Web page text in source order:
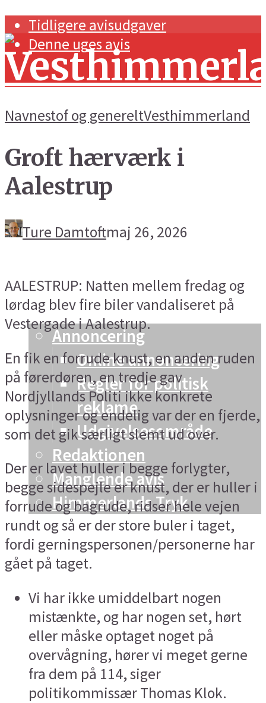
Tidligere avisudgaver
Denne uges avis
Forside
Navnestof og generelt
Kunst og kultur
Vesthimmerland
Info og kontakt
Annoncering
Online annoncering
Regler for politisk
reklame
Udgivelsesområde
Redaktionen
Manglende avis
Himmerlands Tryk
Navnestof og genereltVesthimmerland
Groft hærværk i
Aalestrup
Ture Damtoftmaj 26, 2026
AALESTRUP: Natten mellem fredag og
lørdag blev fire biler vandaliseret på
Vestergade i Aalestrup.
En fik en forrude knust, en anden ruden
på førerdøren, en tredje gav
Nordjyllands Politi ikke konkrete
oplysninger og endelig var der en fjerde,
som det gik særligt slemt ud over.
Der er lavet huller i begge forlygter,
begge sidespejle er knust, der er huller i
forrude og bagrude, ridser hele vejen
rundt og så er der store buler i taget,
fordi gerningspersonen/personerne har
gået på taget.
Vi har ikke umiddelbart nogen
mistænkte, og har nogen set, hørt
eller måske optaget noget på
overvågning, hører vi meget gerne
fra dem på 114, siger
politikommissær Thomas Klok.